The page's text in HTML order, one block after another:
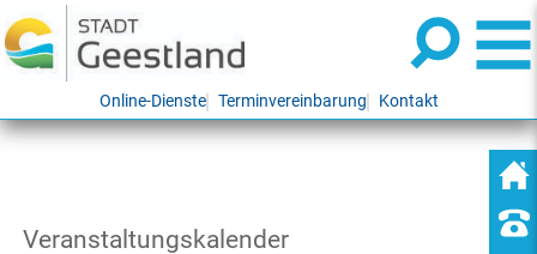
Online-Dienste Terminvereinbarung Kontakt
Veranstaltungskalender